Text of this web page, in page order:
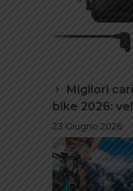
Migliori
bike 2026:
23 Giugno 2026